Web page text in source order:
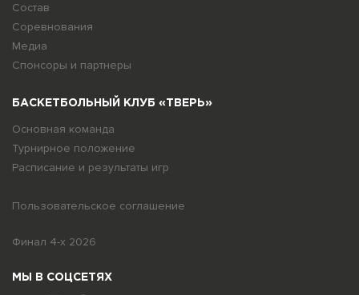
Состав
Соревнования
Медиа
Спонсоры и партнеры
БАСКЕТБОЛЬНЫЙ КЛУБ «ТВЕРЬ»
Основная команда
Турнирное положение
Расписание и результаты игр
Пользовательское соглашение
Финал 4-х 2026
МЫ В СОЦСЕТЯХ